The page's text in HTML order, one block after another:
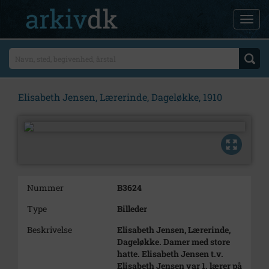
Elisabeth Jensen, Lærerinde, Dageløkke, 1910
Nummer
B3624
Type
Billeder
Beskrivelse
Elisabeth Jensen, Lærerinde,
Dageløkke. Damer med store
hatte. Elisabeth Jensen t.v.
Elisabeth Jensen var 1. lærer på